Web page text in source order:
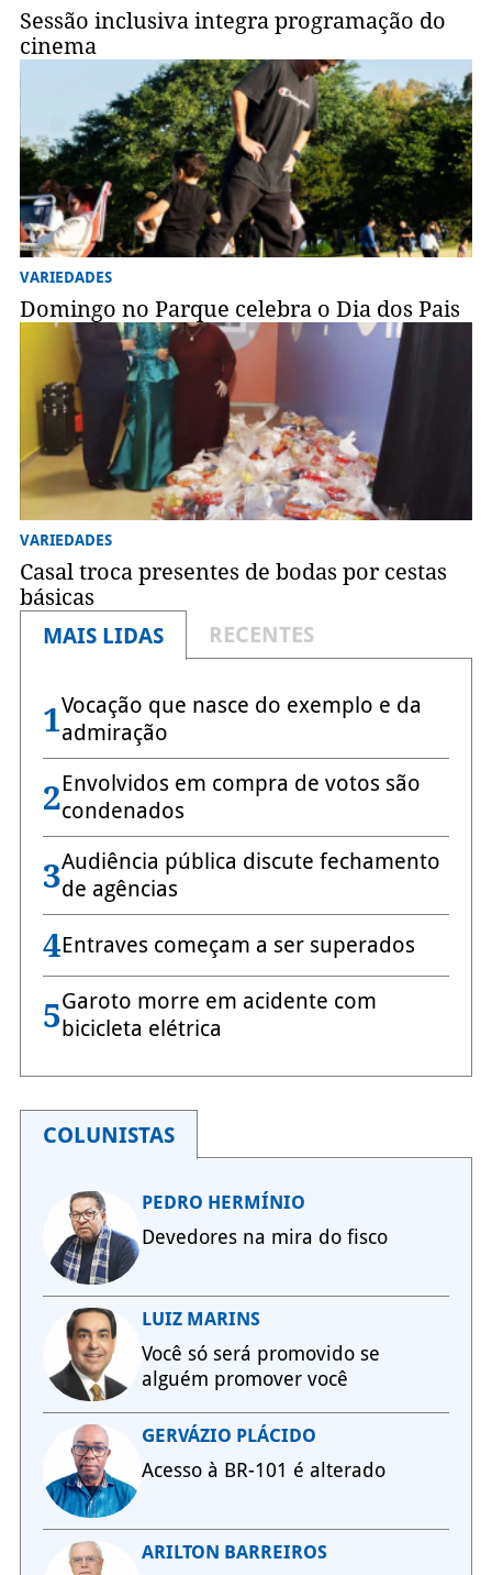
Sessão inclusiva integra programação do
cinema
VARIEDADES
Domingo no Parque celebra o Dia dos Pais
VARIEDADES
Casal troca presentes de bodas por cestas
básicas
MAIS LIDAS
RECENTES
1Vocação que nasce do exemplo e da
admiração
2Envolvidos em compra de votos são
condenados
3Audiência pública discute fechamento
de agências
4Entraves começam a ser superados
5Garoto morre em acidente com
bicicleta elétrica
COLUNISTAS
PEDRO HERMÍNIO
Devedores na mira do fisco
LUIZ MARINS
Você só será promovido se
alguém promover você
GERVÁZIO PLÁCIDO
Acesso à BR-101 é alterado
ARILTON BARREIROS